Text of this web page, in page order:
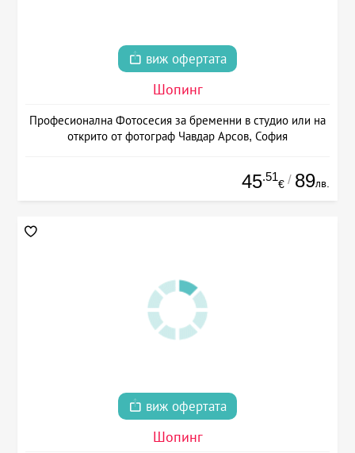
виж офертата
Шопинг
Професионална Фотосесия за бременни в студио или на
открито от фотограф Чавдар Арсов, София
45.51
€ / 89лв.
виж офертата
Шопинг